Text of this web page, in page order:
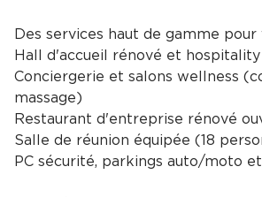
Des services haut de gamme pour
Hall d'accueil rénové et
Conciergerie et salons wellness
massage)
Restaurant d'entreprise rénové
Salle de réunion équipée (18
PC sécurité, parkings auto/moto